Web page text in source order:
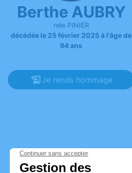
Berthe AUBRY
née PINIER
décédée le 25 février 2025 à l'âge de
94 ans
Je rends hommage